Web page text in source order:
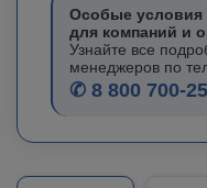
Особые
для компаний и
Узнайте все
менеджеров по
✆ 8 800 700-